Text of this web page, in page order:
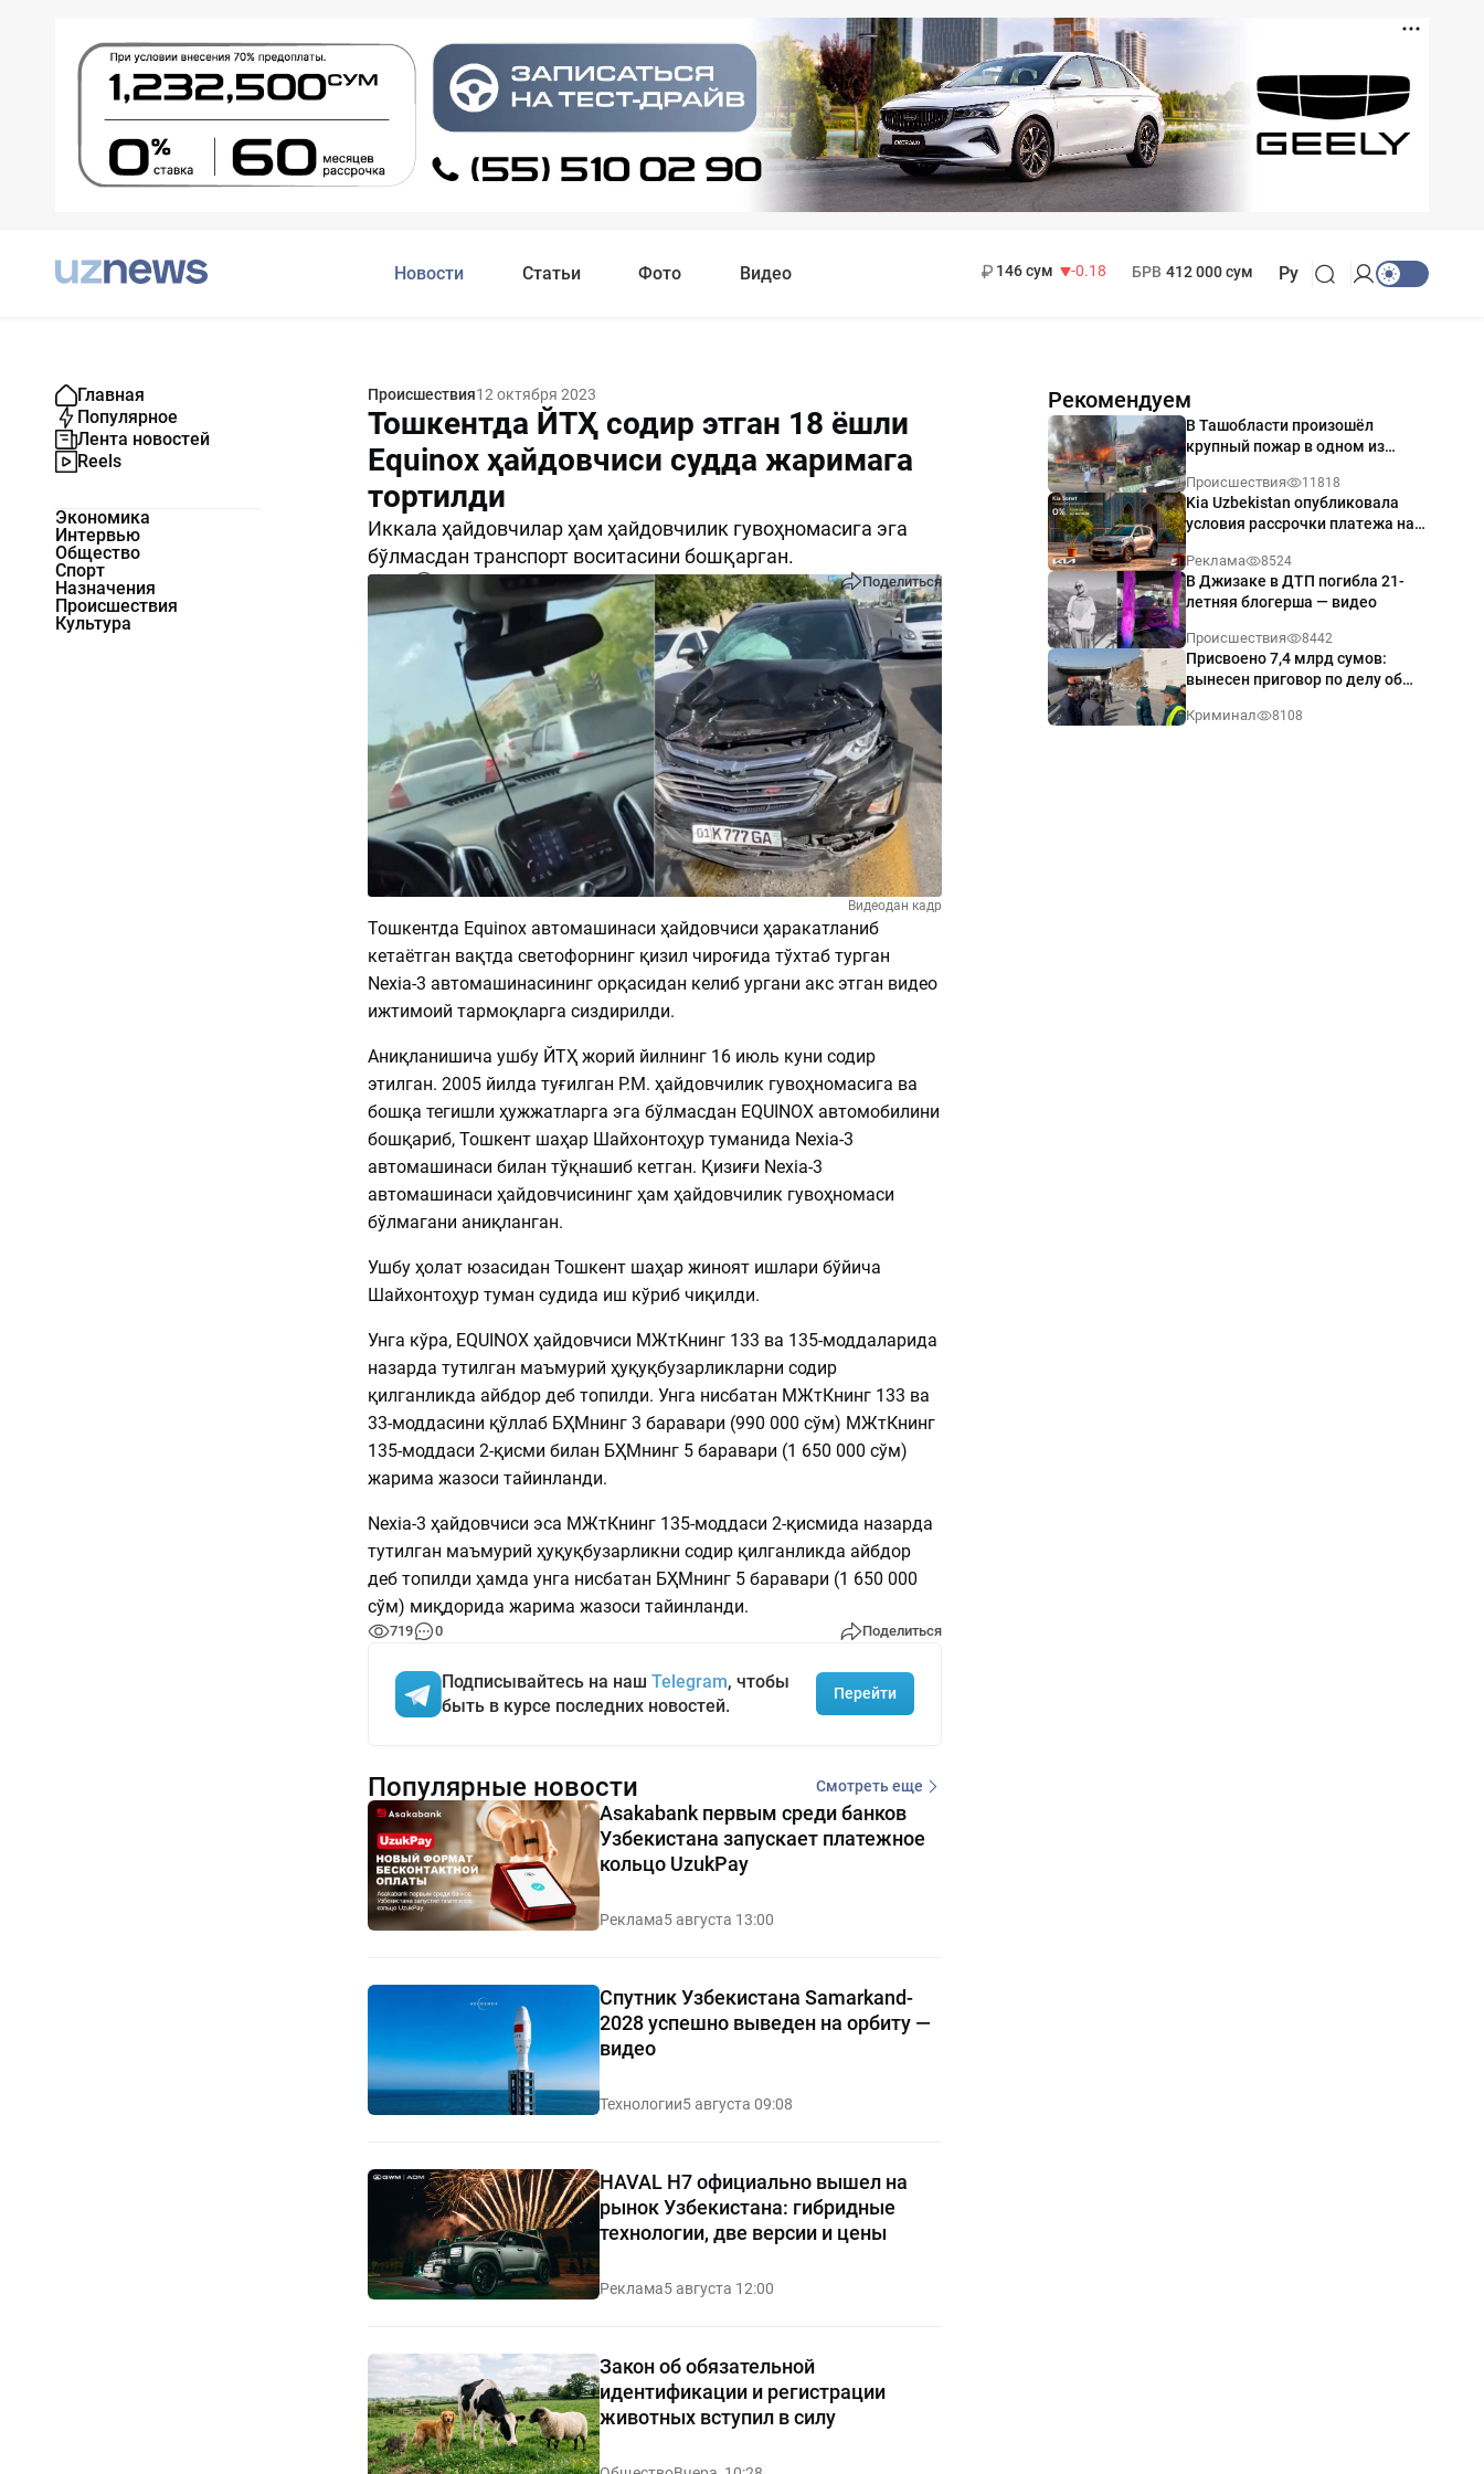
Новости Статьи Фото Видео
146 сум
-0.18
БРВ 412 000 сум Ру
Главная
Популярное
Лента новостей
Reels
Экономика
Интервью
Общество
Спорт
Назначения
Происшествия
Культура
Происшествия12 октября 2023
Тошкентда ЙТҲ содир этган 18 ёшли
Equinox ҳайдовчиси судда жаримага
тортилди
Иккала ҳайдовчилар ҳам ҳайдовчилик гувоҳномасига эга
бўлмасдан транспорт воситасини бошқарган.
Поделиться
Видеодан кадр
Тошкентда Equinox автомашинаси ҳайдовчиси ҳаракатланиб
кетаётган вақтда светофорнинг қизил чироғида тўхтаб турган
Nexia-3 автомашинасининг орқасидан келиб ургани акс этган видео
ижтимоий тармоқларга сиздирилди.
Аниқланишича ушбу ЙТҲ жорий йилнинг 16 июль куни содир
этилган. 2005 йилда туғилган Р.М. ҳайдовчилик гувоҳномасига ва
бошқа тегишли ҳужжатларга эга бўлмасдан EQUINOX автомобилини
бошқариб, Тошкент шаҳар Шайхонтоҳур туманида Nexia-3
автомашинаси билан тўқнашиб кетган. Қизиғи Nexia-3
автомашинаси ҳайдовчисининг ҳам ҳайдовчилик гувоҳномаси
бўлмагани аниқланган.
Ушбу ҳолат юзасидан Тошкент шаҳар жиноят ишлари бўйича
Шайхонтоҳур туман судида иш кўриб чиқилди.
Унга кўра, EQUINOX ҳайдовчиси МЖтКнинг 133 ва 135-моддаларида
назарда тутилган маъмурий ҳуқуқбузарликларни содир
қилганликда айбдор деб топилди. Унга нисбатан МЖтКнинг 133 ва
33-моддасини қўллаб БҲМнинг 3 баравари (990 000 сўм) МЖтКнинг
135-моддаси 2-қисми билан БҲМнинг 5 баравари (1 650 000 сўм)
жарима жазоси тайинланди.
Nexia-3 ҳайдовчиси эса МЖтКнинг 135-моддаси 2-қисмида назарда
тутилган маъмурий ҳуқуқбузарликни содир қилганликда айбдор
деб топилди ҳамда унга нисбатан БҲМнинг 5 баравари (1 650 000
сўм) миқдорида жарима жазоси тайинланди.
719 0 Поделиться
Подписывайтесь на наш Telegram, чтобы
быть в курсе последних новостей.
Перейти
Рекомендуем
В Ташобласти произошёл
крупный пожар в одном из
Происшествия 11818
Kia Uzbekistan опубликовала
условия рассрочки платежа на
годовых
Реклама 8524
В Джизаке в ДТП погибла 21-
летняя блогерша — видео
Происшествия 8442
Присвоено 7,4 млрд сумов:
вынесен приговор по делу об
Ташкенте
Криминал 8108
Популярные новости Смотреть еще
Asakabank первым среди банков
Узбекистана запускает платежное
кольцо UzukPay
Реклама5 августа 13:00
Спутник Узбекистана Samarkand-
2028 успешно выведен на орбиту —
видео
Технологии5 августа 09:08
HAVAL H7 официально вышел на
рынок Узбекистана: гибридные
технологии, две версии и цены
Реклама5 августа 12:00
Закон об обязательной
идентификации и регистрации
животных вступил в силу